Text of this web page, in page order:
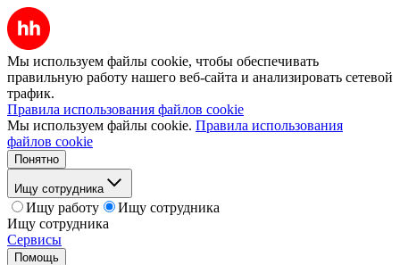
Мы используем файлы cookie, чтобы обеспечивать
правильную работу нашего веб-сайта и анализировать сетевой
трафик.
Правила использования файлов cookie
Мы используем файлы cookie. Правила использования
файлов cookie
Понятно
Ищу сотрудника
Ищу работу
Ищу сотрудника
Ищу сотрудника
Сервисы
Помощь